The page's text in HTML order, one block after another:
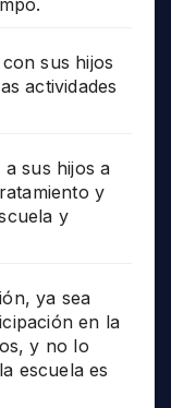
sus hijos
actividades
sus hijos a
y
y
ya sea
en la
y no lo
escuela es